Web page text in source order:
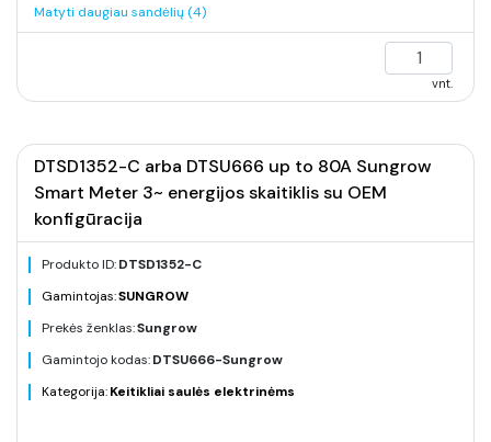
Matyti daugiau sandėlių (4)
vnt.
DTSD1352-C arba DTSU666 up to 80A Sungrow
Smart Meter 3~ energijos skaitiklis su OEM
konfigūracija
Produkto ID:DTSD1352-C
Gamintojas:SUNGROW
Prekės ženklas:Sungrow
Gamintojo kodas:DTSU666-Sungrow
Kategorija:Keitikliai saulės elektrinėms